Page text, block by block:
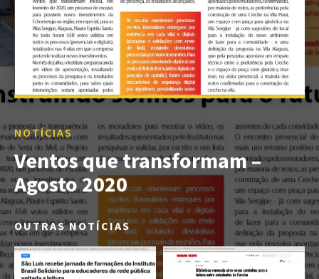
NOTÍCIAS
Ventos que transformam –
Agosto 2020
OUTRAS NOTÍCIAS